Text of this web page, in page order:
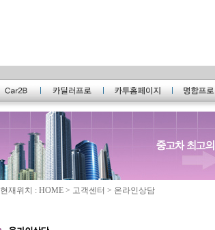
현재위치 : HOME > 고객센터 > 온라인상담